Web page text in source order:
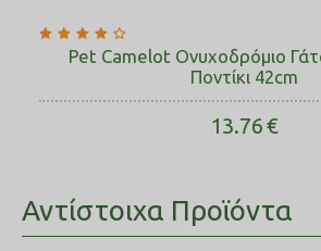
Pet Camelot Ονυχοδρόμιο
Ποντίκι 42cm
13.76€
Αντίστοιχα Προϊόντα